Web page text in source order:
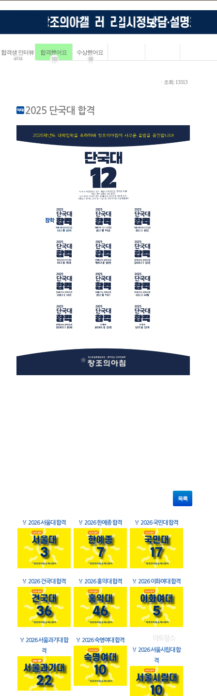
합격생 인터뷰
4114
합격했어요
183
수상했어요
68
ㆍ조회: 13313
2025 단국대 합격
목록
🏅 2026 서울대 합격 🏅 2026 한예종 합격 🏅 2026 국민대 합격
🏅 2026 건국대 합격 🏅 2026 홍익대 합격 🏅 2026 이화여대 합격
🏅 2026 서울과기대 합
격
🏅 2026 숙명여대 합격
🏅 2026 서울시립대 합
격